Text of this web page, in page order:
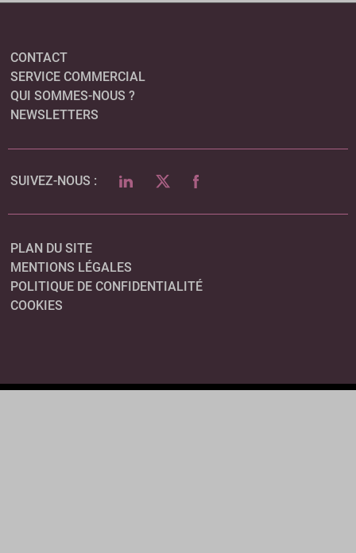
CONTACT
SERVICE COMMERCIAL
QUI SOMMES-NOUS ?
NEWSLETTERS
SUIVEZ-NOUS : LINKEDINTWITTERFACEBOOK
PLAN DU SITE
MENTIONS LÉGALES
POLITIQUE DE CONFIDENTIALITÉ
COOKIES